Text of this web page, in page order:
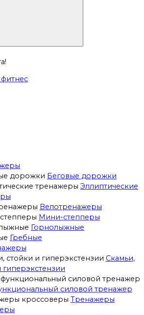
Беговые дорожки
Эллиптические
Велотренажеры
Мини-степперы
Горнолыжные
Гребные
Скамьи,
гиперэкстензии
силовой тренажер
Тренажеры